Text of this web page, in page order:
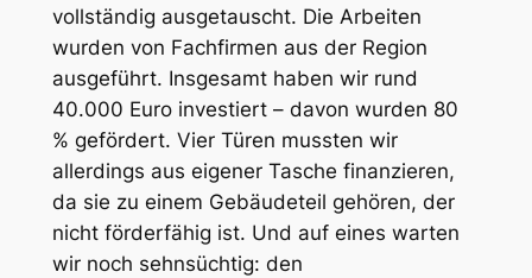
vollständig ausgetauscht. Die Arbeiten
wurden von Fachfirmen aus der Region
ausgeführt. Insgesamt haben wir rund
40.000 Euro investiert – davon wurden 80
% gefördert. Vier Türen mussten wir
allerdings aus eigener Tasche finanzieren,
da sie zu einem Gebäudeteil gehören, der
nicht förderfähig ist. Und auf eines warten
wir noch sehnsüchtig: den